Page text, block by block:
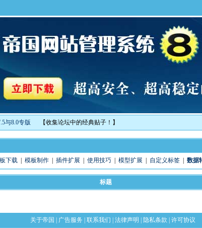
与8.0专版 【收集论坛中的经典贴子！】
下载| 模板制作| 插件扩展 使用技巧| 模型扩展 自定义标签| 数据
标题
关于帝国 广告服务 联系我们 法律声明 隐私条款 许可协议